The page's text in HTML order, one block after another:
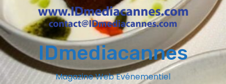
IDmediacannes
Magazine Web Evénementiel